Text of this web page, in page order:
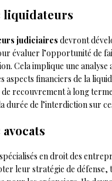
liquidateurs
judiciaires devront
évaluer l’opportunité de
Cela implique une
aspects financiers de la
recouvrement à long
durée de l’interdiction sur
spécialisés en droit des
leur stratégie de défense,